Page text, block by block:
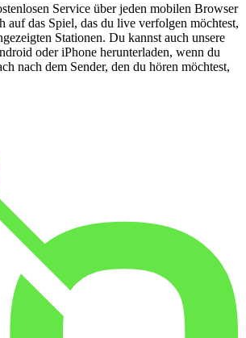
Service über jeden mobilen Browser
auf das Spiel, das du live verfolgen möchtest,
Stationen. Du kannst auch unsere
oder iPhone herunterladen, wenn du
nach dem Sender, den du hören möchtest,